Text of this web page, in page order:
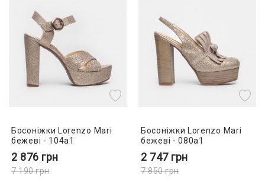
Босоніжки Lorenzo Mari
бежеві - 104a1
2 876 грн
7 190грн
Босоніжки Lorenzo Mari
бежеві - 080a1
2 747 грн
7 850грн